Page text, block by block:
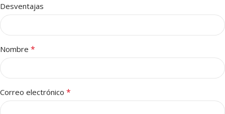
Desventajas
Nombre *
Correo electrónico *